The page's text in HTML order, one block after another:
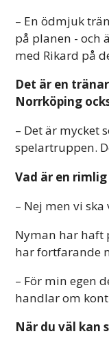
– En ödmjuk
på planen - och
med Rikard på
Det är en
Norrköping
– Det är mycket
spelartruppen.
Vad är en
– Nej men vi
Nyman har haft
har fortfarande
– För min egen
handlar om
När du väl kan